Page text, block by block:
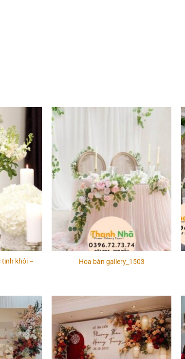
Add to
wishlist
tinh khôi –
Hoa bàn gallery_1503
Add to
wishlist
Add to
wishlist